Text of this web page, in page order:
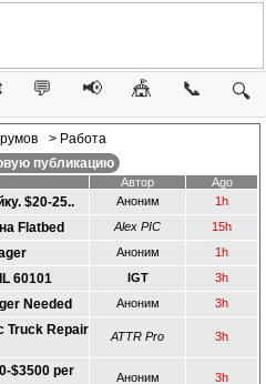
💬 📢 🎪 📞 🔍
> Работа
публикацию
Автор Ago
$20-25.. Аноним 1h
Flatbed Alex PIC 15h
Аноним 1h
60101 IGT 3h
Needed Аноним 3h
Truck Repair
ATTR Pro 3h
$3500 per
Аноним 3h